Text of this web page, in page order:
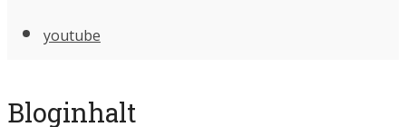
youtube
Bloginhalt